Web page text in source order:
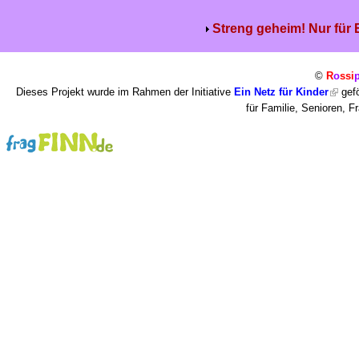
Streng geheim! Nur für
© Rossi
Dieses Projekt wurde im Rahmen der Initiative Ein Netz für Kinder
für Familie, Senioren,